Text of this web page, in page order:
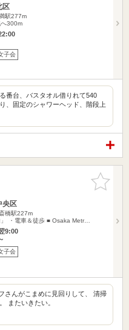
区
駅277m
300m
子会
番台、バスタオル借りれて540
、固定のシャワーヘッド、階段上
お気に入
りに追加
央区
橋駅227m
」 ・電車＆徒歩 ■ Osaka Metr…
9:00
子会
さんがこまめに見回りして、 清掃
またいきたい。